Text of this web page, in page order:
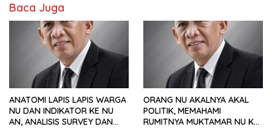
Baca Juga
ANATOMI LAPIS LAPIS WARGA
NU DAN INDIKATOR KE NU
AN, ANALISIS SURVEY DAN
ORANG NU AKALNYA AKAL
POLITIK, MEMAHAMI
RUMITNYA MUKTAMAR NU KE